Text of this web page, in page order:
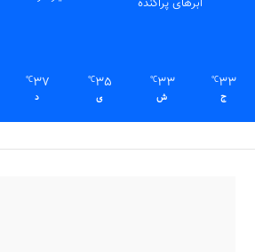
ابرهای پراکنده
33
℃
ج
33
℃
ش
35
℃
ی
37
℃
د